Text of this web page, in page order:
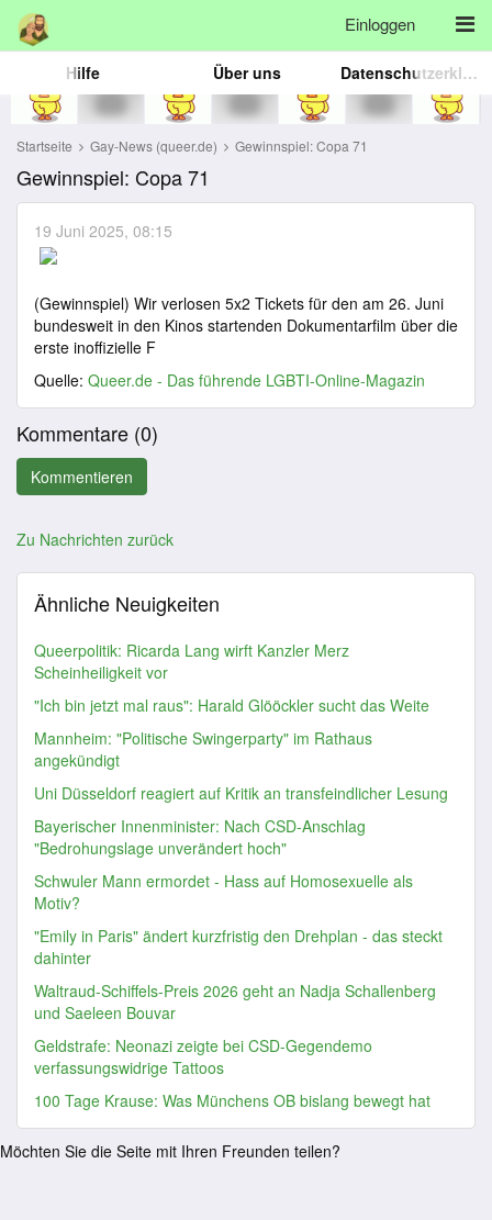
Einloggen
Hilfe Über uns Datenschutzerklärung
Startseite Gay-News (queer.de) Gewinnspiel: Copa 71
Gewinnspiel: Copa 71
19 Juni 2025, 08:15
(Gewinnspiel) Wir verlosen 5x2 Tickets für den am 26. Juni
bundesweit in den Kinos startenden Dokumentarfilm über die
erste inoffizielle F
Quelle: Queer.de - Das führende LGBTI-Online-Magazin
Kommentare (0)
Zu Nachrichten zurück
Ähnliche Neuigkeiten
Queerpolitik: Ricarda Lang wirft Kanzler Merz
Scheinheiligkeit vor
"Ich bin jetzt mal raus": Harald Glööckler sucht das Weite
Mannheim: "Politische Swingerparty" im Rathaus
angekündigt
Uni Düsseldorf reagiert auf Kritik an transfeindlicher Lesung
Bayerischer Innenminister: Nach CSD-Anschlag
"Bedrohungslage unverändert hoch"
Schwuler Mann ermordet - Hass auf Homosexuelle als
Motiv?
"Emily in Paris" ändert kurzfristig den Drehplan - das steckt
dahinter
Waltraud-Schiffels-Preis 2026 geht an Nadja Schallenberg
und Saeleen Bouvar
Geldstrafe: Neonazi zeigte bei CSD-Gegendemo
verfassungswidrige Tattoos
100 Tage Krause: Was Münchens OB bislang bewegt hat
Möchten Sie die Seite mit Ihren Freunden teilen?